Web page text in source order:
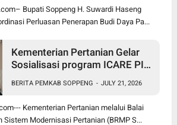
Bupati Soppeng H. Suwardi Haseng
Perluasan Penerapan Budi Daya Pa...
Kementerian Pertanian Gelar
Sosialisasi program ICARE PIU
BERITA PEMKAB SOPPENG - JULY 21, 2026
Kementerian Pertanian melalui Balai
Sistem Modernisasi Pertanian (BRMP S...